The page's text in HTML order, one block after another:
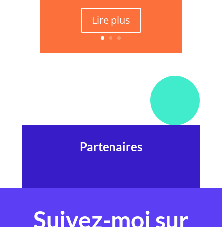
Lire plus
Partenaires
Suivez-moi sur